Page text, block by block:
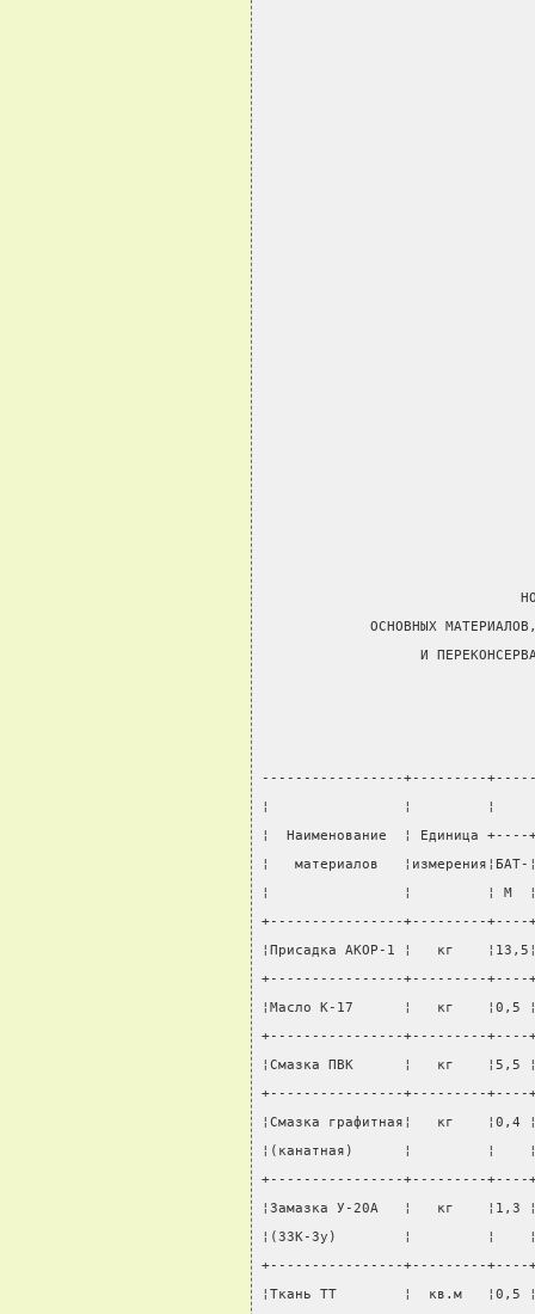
ОСНОВНЫХ
И
-----------------+---------
¦                ¦         ¦
¦  Наименование  ¦ Единица
¦   материалов
¦                ¦         ¦ М  ¦
+----------------+---------+----
¦Присадка АКОР-1 ¦   кг
+----------------+---------+----
¦Масло К-17      ¦   кг    ¦0,5
+----------------+---------+----
¦Смазка ПВК      ¦   кг    ¦5,5
+----------------+---------+----
¦Смазка графитная¦   кг
¦(канатная)      ¦         ¦
+----------------+---------+----
¦Замазка У-20А   ¦   кг    ¦1,3
¦(ЗЗК-Зу)        ¦         ¦
+----------------+---------+----
¦Ткань ТТ        ¦  кв.м   ¦0,5